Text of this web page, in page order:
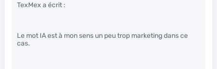
TexMex a écrit :
Le mot IA est à mon sens un peu trop marketing dans ce
cas.